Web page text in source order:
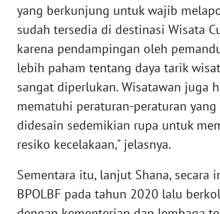
yang berkunjung untuk wajib
sudah tersedia di destinasi Wisata
karena pendampingan oleh
lebih paham tentang daya tarik
sangat diperlukan. Wisatawan juga
mematuhi peraturan-peraturan yang
didesain sedemikian rupa untuk
resiko kecelakaan," jelasnya.
Sementara itu, lanjut Shana, secara
BPOLBF pada tahun 2020 lalu
WAHANANEWS
NET
WAHANA
SPORT
WAHANA
UMKM
WAHANA
SELEB